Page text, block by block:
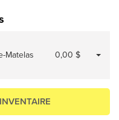
Matelas 0,00 $